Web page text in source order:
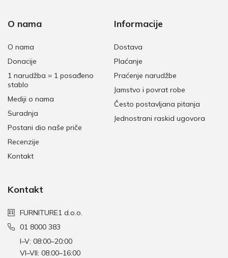
O nama
O nama
Donacije
1 narudžba = 1 posađeno
stablo
Mediji o nama
Suradnja
Postani dio naše priče
Recenzije
Kontakt
Informacije
Dostava
Plaćanje
Praćenje narudžbe
Jamstvo i povrat robe
Često postavljana pitanja
Jednostrani raskid ugovora
Kontakt
FURNITURE1 d.o.o.
01 8000 383
I–V: 08:00–20:00
VI–VII: 08:00–16:00